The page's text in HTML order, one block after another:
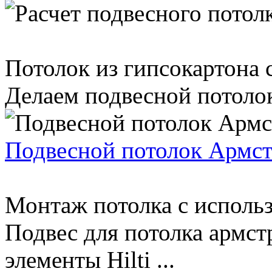
Потолок из гипсокартона
Делаем подвесной
Подвесной потолок
Монтаж потолка с
Подвес для потолка
элементы Hilti ...